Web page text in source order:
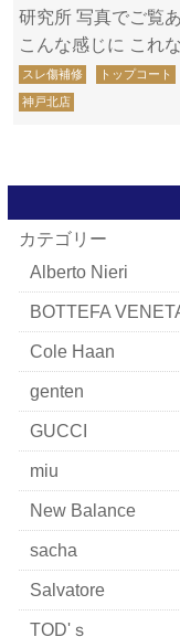
研究所 写真でご覧
こんな感じに これ
スレ傷補修 トップコート
神戸北店
カテゴリー
Alberto Nieri
BOTTEFA
Cole Haan
genten
GUCCI
miu
New Balance
sacha
Salvatore
TOD'ｓ